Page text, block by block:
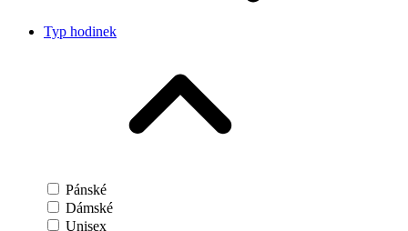
Typ hodinek
Pánské
Dámské
Unisex